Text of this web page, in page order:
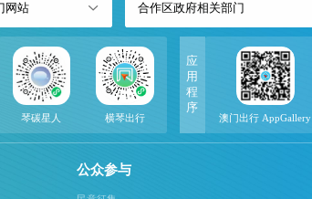
网站 合作区政府相关部门
琴碳星人 横琴出行
应
用
程
序
澳门出行 AppGallery
公众参与